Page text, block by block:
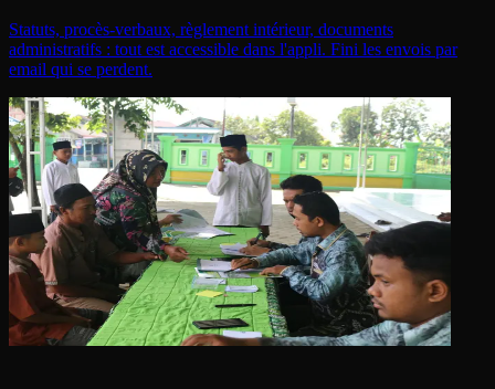
Statuts, procès-verbaux, règlement intérieur, documents
administratifs : tout est accessible dans l'appli. Fini les envois par
email qui se perdent.